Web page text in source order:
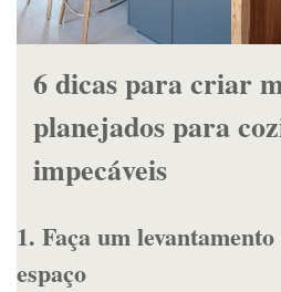
6 dicas para criar
planejados para
impecáveis
1. Faça um
espaço